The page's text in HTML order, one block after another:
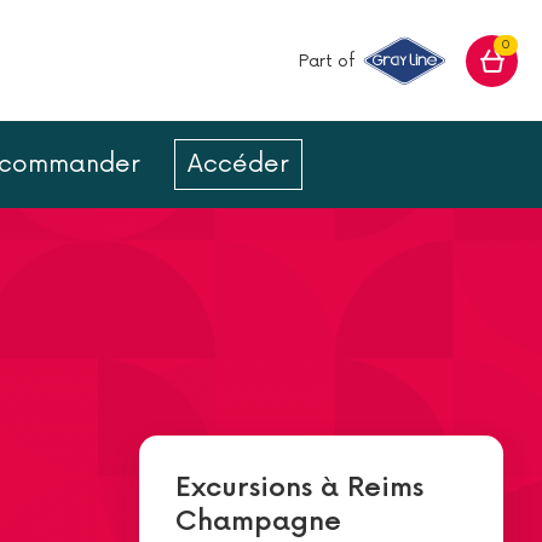
Part of
0
Accéder
Excursions à Reims
Champagne